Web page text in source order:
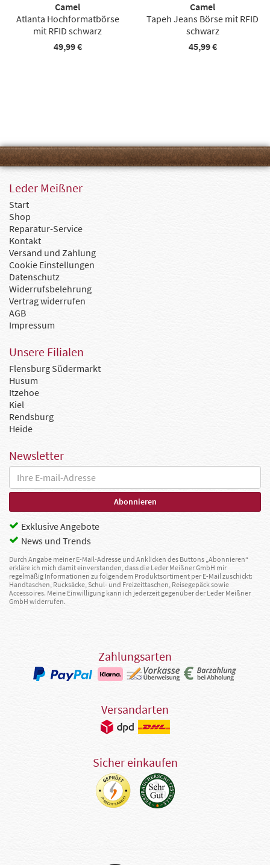
Camel
Atlanta Hochformatbörse
mit RFID schwarz
49,99 €
Camel
Tapeh Jeans Börse mit RFID
schwarz
45,99 €
Leder Meißner
Start
Shop
Reparatur-Service
Kontakt
Versand und Zahlung
Cookie Einstellungen
Datenschutz
Widerrufsbelehrung
Vertrag widerrufen
AGB
Impressum
Unsere Filialen
Flensburg Südermarkt
Husum
Itzehoe
Kiel
Rendsburg
Heide
Newsletter
Exklusive Angebote
News und Trends
Durch Angabe meiner E-Mail-Adresse und Anklicken des Buttons „Abonnieren“
erkläre ich mich damit einverstanden, dass die Leder Meißner GmbH mir
regelmäßig Informationen zu folgendem Produktsortiment per E-Mail zuschickt:
Handtaschen, Rucksäcke, Schul- und Freizeittaschen, Reisegepäck sowie
Accessoires. Meine Einwilligung kann ich jederzeit gegenüber der Leder Meißner
GmbH widerrufen.
Zahlungsarten
Versandarten
Sicher einkaufen